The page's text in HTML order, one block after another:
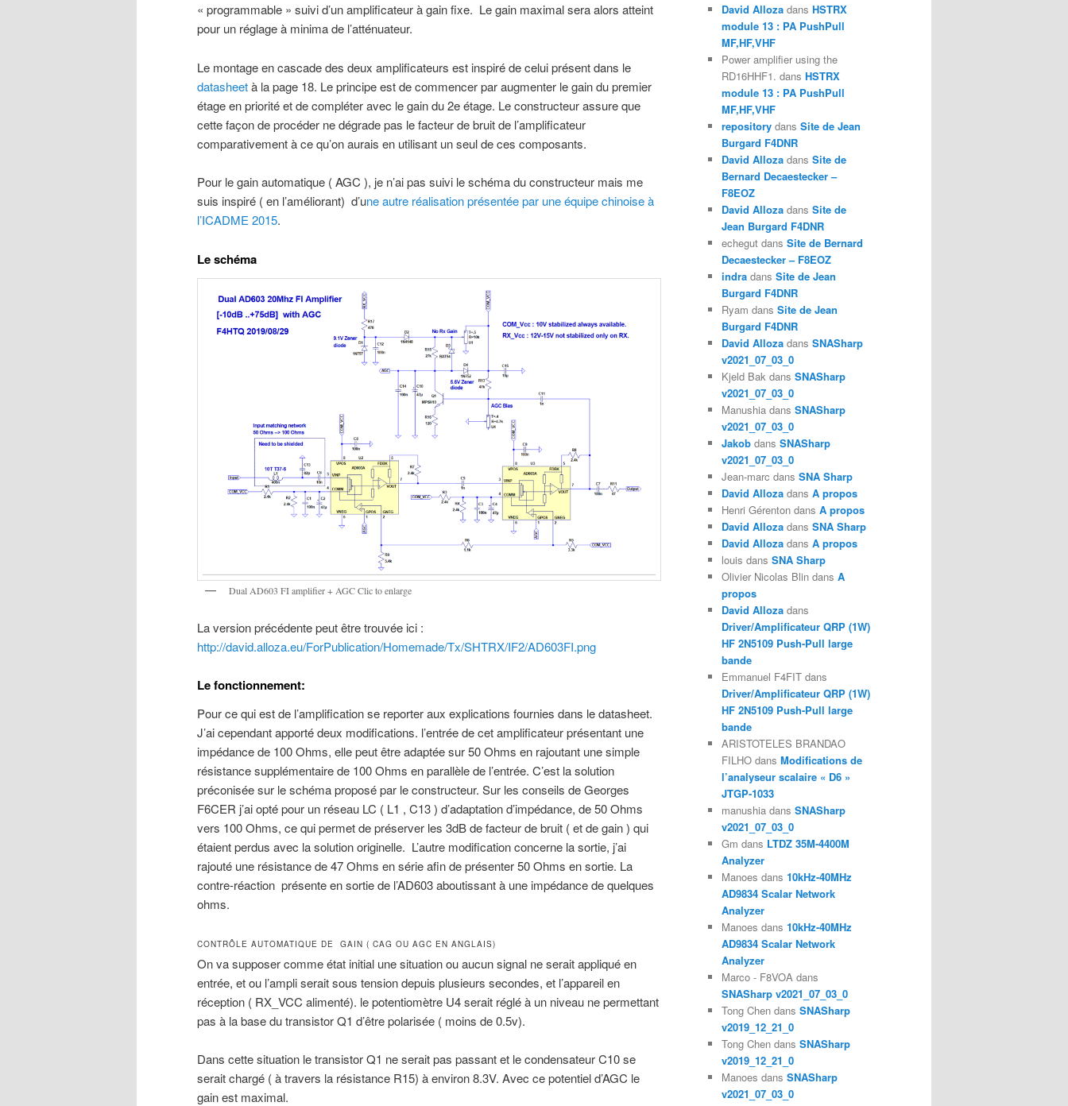
« programmable » suivi d’un amplificateur à gain fixe. Le gain maximal sera alors atteint
pour un réglage à minima de l’atténuateur.
Le montage en cascade des deux amplificateurs est inspiré de celui présent dans le
datasheetà la page 18. Le principe est de commencer par augmenter le gain du premier
étage en priorité et de compléter avec le gain du 2e étage. Le constructeur assure que
cette façon de procéder ne dégrade pas le facteur de bruit de l’amplificateur
comparativement à ce qu’on aurais en utilisant un seul de ces composants.
Pour le gain automatique ( AGC ), je n’ai pas suivi le schéma du constructeur mais me
suis inspiré ( en l’améliorant) d’une autre réalisation présentée par une équipe chinoise à
l’ICADME 2015.
Le schéma
Dual AD603 FI amplifier + AGC Clic to enlarge
La version précédente peut être trouvée ici :
http://david.alloza.eu/ForPublication/Homemade/Tx/SHTRX/IF2/AD603FI.png
Le fonctionnement:
Pour ce qui est de l’amplification se reporter aux explications fournies dans le datasheet.
J’ai cependant apporté deux modifications. l’entrée de cet amplificateur présentant une
impédance de 100 Ohms, elle peut être adaptée sur 50 Ohms en rajoutant une simple
résistance supplémentaire de 100 Ohms en parallèle de l’entrée. C’est la solution
préconisée sur le schéma proposé par le constructeur. Sur les conseils de Georges
F6CER j’ai opté pour un réseau LC ( L1 , C13 ) d’adaptation d’impédance, de 50 Ohms
vers 100 Ohms, ce qui permet de préserver les 3dB de facteur de bruit ( et de gain ) qui
étaient perdus avec la solution originelle. L’autre modification concerne la sortie, j’ai
rajouté une résistance de 47 Ohms en série afin de présenter 50 Ohms en sortie. La
contre-réaction présente en sortie de l’AD603 aboutissant à une impédance de quelques
ohms.
CONTRÔLE AUTOMATIQUE DE GAIN ( CAG OU AGC EN ANGLAIS)
On va supposer comme état initial une situation ou aucun signal ne serait appliqué en
entrée, et ou l’ampli serait sous tension depuis plusieurs secondes, et l’appareil en
réception ( RX_VCC alimenté). le potentiomètre U4 serait réglé à un niveau ne permettant
pas à la base du transistor Q1 d’être polarisée ( moins de 0.5v).
Dans cette situation le transistor Q1 ne serait pas passant et le condensateur C10 se
serait chargé ( à travers la résistance R15) à environ 8.3V. Avec ce potentiel d’AGC le
gain est maximal.
David Alloza dans HSTRX
module 13 : PA PushPull
MF,HF,VHF
Power amplifier using the
RD16HHF1. dans HSTRX
module 13 : PA PushPull
MF,HF,VHF
repository dans Site de Jean
Burgard F4DNR
David Alloza dans Site de
Bernard Decaestecker –
F8EOZ
David Alloza dans Site de
Jean Burgard F4DNR
echegut dans Site de Bernard
Decaestecker – F8EOZ
indra dans Site de Jean
Burgard F4DNR
Ryam dans Site de Jean
Burgard F4DNR
David Alloza dans SNASharp
v2021_07_03_0
Kjeld Bak dans SNASharp
v2021_07_03_0
Manushia dans SNASharp
v2021_07_03_0
Jakob dans SNASharp
v2021_07_03_0
Jean-marc dans SNA Sharp
David Alloza dans A propos
Henri Gérenton dans A propos
David Alloza dans SNA Sharp
David Alloza dans A propos
louis dans SNA Sharp
Olivier Nicolas Blin dans A
propos
David Alloza dans
Driver/Amplificateur QRP (1W)
HF 2N5109 Push-Pull large
bande
Emmanuel F4FIT dans
Driver/Amplificateur QRP (1W)
HF 2N5109 Push-Pull large
bande
ARISTOTELES BRANDAO
FILHO dans Modifications de
l’analyseur scalaire « D6 »
JTGP-1033
manushia dans SNASharp
v2021_07_03_0
Gm dans LTDZ 35M-4400M
Analyzer
Manoes dans 10kHz-40MHz
AD9834 Scalar Network
Analyzer
Manoes dans 10kHz-40MHz
AD9834 Scalar Network
Analyzer
Marco - F8VOA dans
SNASharp v2021_07_03_0
Tong Chen dans SNASharp
v2019_12_21_0
Tong Chen dans SNASharp
v2019_12_21_0
Manoes dans SNASharp
v2021_07_03_0